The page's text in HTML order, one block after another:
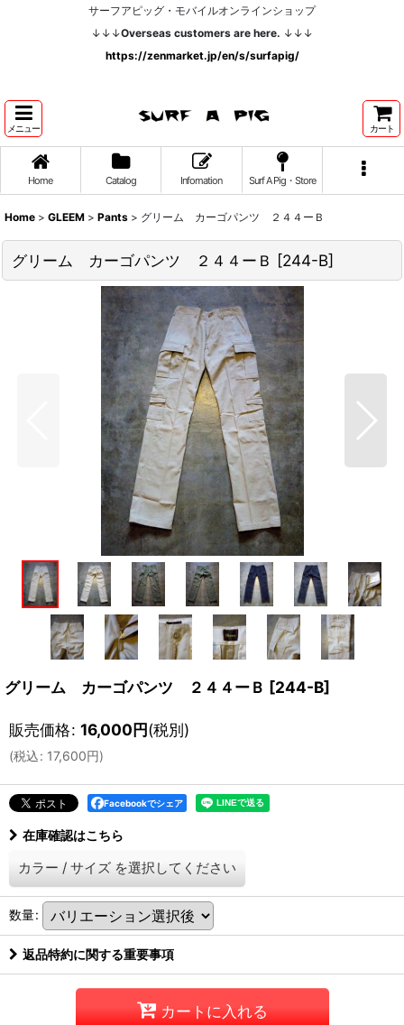
サーフアピッグ・モバイルオンラインショップ
↓↓↓Overseas customers are here. ↓↓↓
https://zenmarket.jp/en/s/surfapig/
メニュー カート
Home Catalog Infomation Surf A Pig・Store
Home > GLEEM > Pants > グリーム カーゴパンツ ２４４ーＢ
グリーム カーゴパンツ ２４４ーＢ [244-B]
グリーム カーゴパンツ ２４４ーＢ [244-B]
販売価格: 16,000円(税別)
(税込: 17,600円)
Facebookでシェア
在庫確認はこちら
カラー / サイズ を選択してください
数量:
返品特約に関する重要事項
カートに入れる